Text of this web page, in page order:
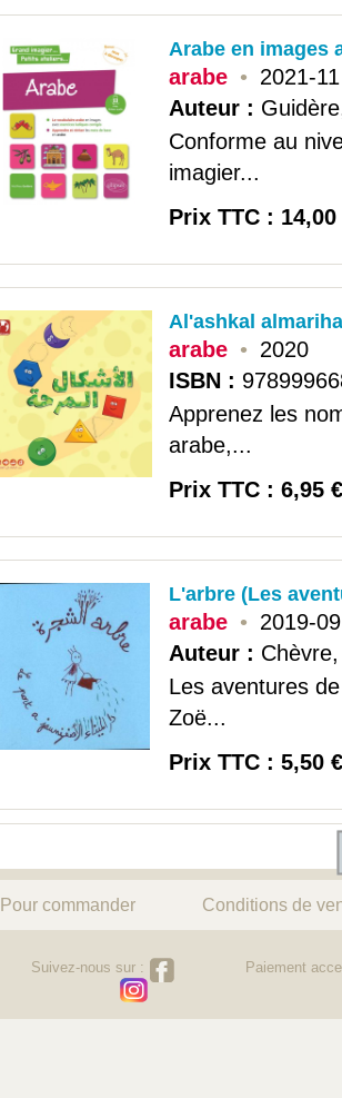
Arabe en images
arabe • 2021-11
Auteur :
Conforme au
imagier...
Prix TTC : 14,00
Al'ashkal almariha
arabe • 2020
ISBN :
Apprenez les
arabe,...
Prix TTC : 6,95 €
L'arbre (Les
arabe • 2019-09
Auteur :
Les aventures
Zoë...
Prix TTC : 5,50 €
Pour commander Conditions de
Suivez-nous sur : Paiement